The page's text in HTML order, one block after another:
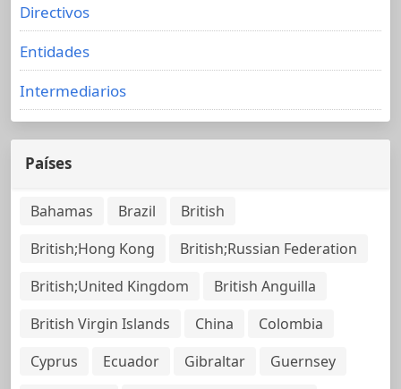
Directivos
Entidades
Intermediarios
Países
Bahamas Brazil
British
British;Hong Kong
British;Russian Federation
British;United Kingdom
British Anguilla
British Virgin Islands
China
Colombia
Cyprus
Ecuador Gibraltar
Guernsey